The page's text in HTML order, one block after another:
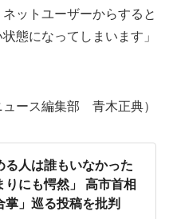
ットユーザーからすると
態になってしまいます」
ュース編集部 青木正典）
る人は誰もいなかった
りにも愕然」 高市首相
掌」巡る投稿を批判